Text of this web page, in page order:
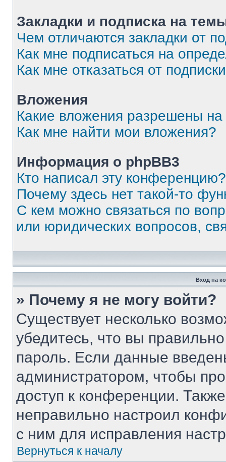
Закладки и подписка на
Чем отличаются закладки от
Как мне подписаться на
Как мне отказаться от
Вложения
Какие вложения разрешены
Как мне найти мои вложения?
Информация о phpBB3
Кто написал эту конференцию?
Почему здесь нет такой-то
С кем можно связаться по
или юридических вопросов,
Вход на
» Почему я не могу войти?
Существует несколько
убедитесь, что вы
пароль. Если данные
администратором, чтобы
доступ к конференции.
неправильно настроил
с ним для исправления
Вернуться к началу